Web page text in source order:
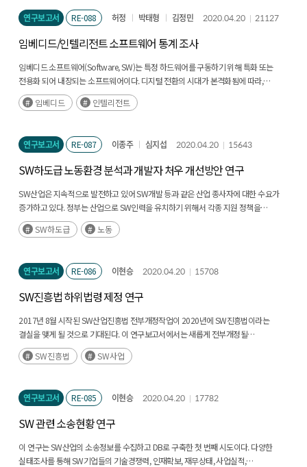
연구보고서 RE-088 허정 박태형 김정민 2020.04.20 21127
임베디드/인텔리전트 소프트웨어 통계 조사
임베디드 소프트웨어(Software, SW)는 특정 하드웨어를 구동하기 위해 특화 또는
전용화 되어 내장되는 소프트웨어이다. 디지털 전환의 시대가 본격화됨에 따라,
소프트웨어는 제품의 지능화와 연결성을 구현하는 IT 융합분야의 핵심기술로 중요성이
부각되고 있다. 이러한 추세에 힘입어 소프트웨어의의 범위는 확대되고 있고(후략)
임베디드 인텔리전트
연구보고서 RE-087 이종주 심지섭 2020.04.20 15643
SW하도급 노동환경 분석과 개발자 처우 개선방안 연구
SW산업은 지속적으로 발전하고 있어 SW개발 등과 같은 산업 종사자에 대한 수요가
증가하고 있다. 정부는 산업으로 SW인력을 유치하기 위해서 각종 지원 정책을
실시하고, 민간 기업은 인센티브 제도를 도입하는 등 노력을 기울이고 있다. (후략)
SW하도급 노동
연구보고서 RE-086 이현승 2020.04.20 15708
SW진흥법 하위법령 제정 연구
2017년 8월 시작된 SW산업진흥법 전부개정작업이 2020년에 SW진흥법이라는
결실을 맺게 될 것으로 기대된다. 이 연구보고서에서는 새롭게 전부개정될
SW진흥법의 원활한 시행을 위해 하위법령 중 신규로 제정되어야 하는 대통령령과
고시 위주로 그 제정방향을 살펴보았다. (후략)
SW진흥법 SW사업
연구보고서 RE-085 이현승 2020.04.20 17782
SW 관련 소송현황 연구
이 연구는 SW산업의 소송정보를 수집하고 DB로 구축한 첫 번째 시도이다. 다양한
실태조사를 통해 SW기업들의 기술경쟁력, 인재확보, 재무상태, 사업실적,